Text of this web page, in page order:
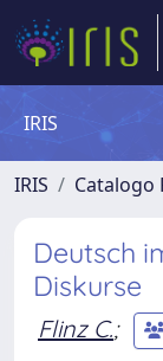
IRIS
IRIS Catalogo
Deutsch
Diskurse
Flinz C.;